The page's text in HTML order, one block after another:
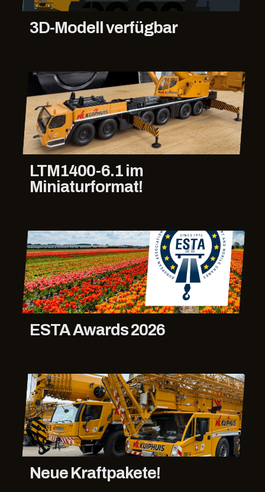
3D-Modell verfügbar
LTM1400-6.1 im
Miniaturformat!
ESTA Awards 2026
Neue Kraftpakete!